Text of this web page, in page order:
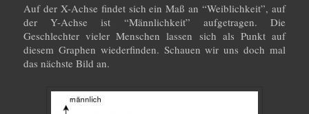
Auf der X-Achse findet sich ein Maß an “Weiblichkeit”, auf
der Y-Achse ist “Männlichkeit” aufgetragen. Die
Geschlechter vieler Menschen lassen sich als Punkt auf
diesem Graphen wiederfinden. Schauen wir uns doch mal
das nächste Bild an.